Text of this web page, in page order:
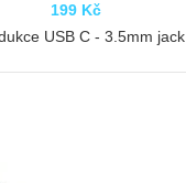
199 Kč
USB C - 3.5mm jack